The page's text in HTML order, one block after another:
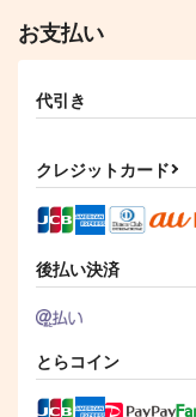
サンプル
お支払い
代引き
クレジットカード
後払い決済
とらコイン